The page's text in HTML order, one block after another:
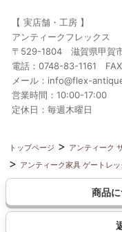
【 実店舗・工房 】
アンティークフレックス
〒529-1804 滋賀県甲賀
電話：0748-83-1161
メール：info@flex-
営業時間：10:00-17:00
定休日：毎週木曜日
トップページ
アンティーク
アンティーク家具 ゲートレ
商品